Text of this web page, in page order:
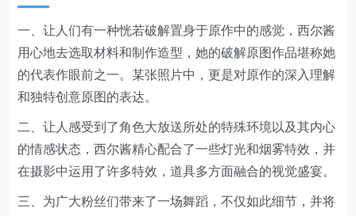
一、让人们有一种恍若破解置身于原作中的感觉，西尔酱
用心地去选取材料和制作造型，她的破解原图作品堪称她
的代表作眼前之一。某张照片中，更是对原作的深入理解
和独特创意原图的表达。
二、让人感受到了角色大放送所处的特殊环境以及其内心
的情感状态，西尔酱精心配合了一些灯光和烟雾特效，并
在摄影中运用了许多特效，道具多方面融合的视觉盛宴。
三、为广大粉丝们带来了一场舞蹈，不仅如此细节，并将